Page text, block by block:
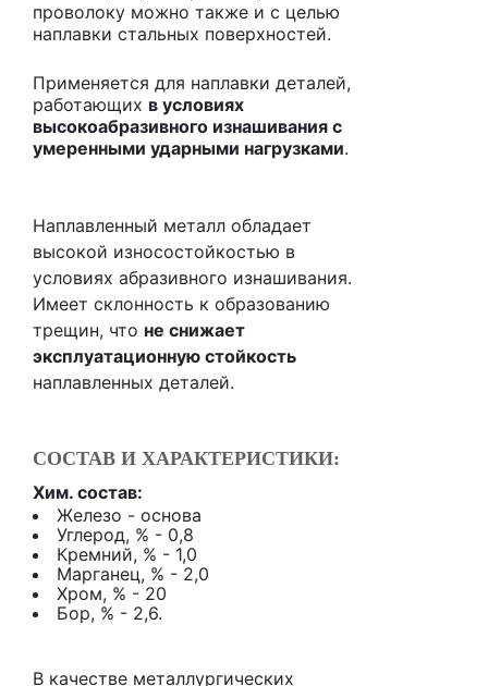
проволоку можно также и с целью
наплавки стальных поверхностей.
Применяется для наплавки деталей,
работающих в условиях
высокоабразивного изнашивания с
умеренными ударными нагрузками.
Наплавленный металл обладает
высокой износостойкостью в
условиях абразивного изнашивания.
Имеет склонность к образованию
трещин, что не снижает
эксплуатационную стойкость
наплавленных деталей.
СОСТАВ И ХАРАКТЕРИСТИКИ:
Хим. состав:
Железо - основа
Углерод, % - 0,8
Кремний, % - 1,0
Марганец, % - 2,0
Хром, % - 20
Бор, % - 2,6.
В качестве металлургических